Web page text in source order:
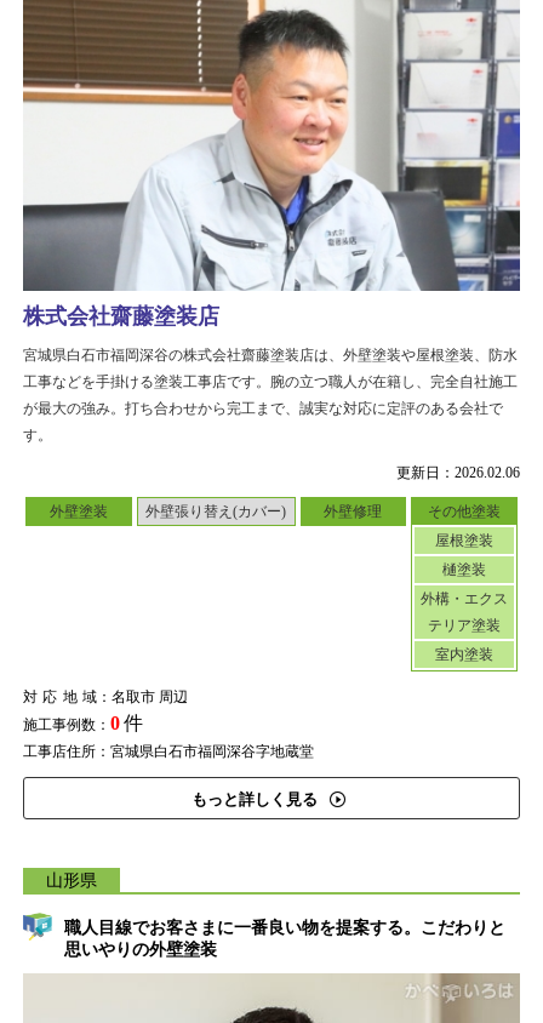
更新日：2026.02.06
外壁塗装 外壁張り替え(カバー) 外壁修理
その他塗装
屋根塗装
樋塗装
外構・エクス
テリア塗装
室内塗装
対応地域：名取市 周辺
施工事例数： 0件
工事店住所：宮城県白石市福岡深谷字地蔵堂
もっと詳しく見る
株式会社齋藤塗装店
宮城県白石市福岡深谷の株式会社齋藤塗装店は、外壁塗装や屋根塗装、防水
工事などを手掛ける塗装工事店です。腕の立つ職人が在籍し、完全自社施工
が最大の強み。打ち合わせから完工まで、誠実な対応に定評のある会社で
す。
山形県
職人目線でお客さまに一番良い物を提案する。こだわりと
思いやりの外壁塗装